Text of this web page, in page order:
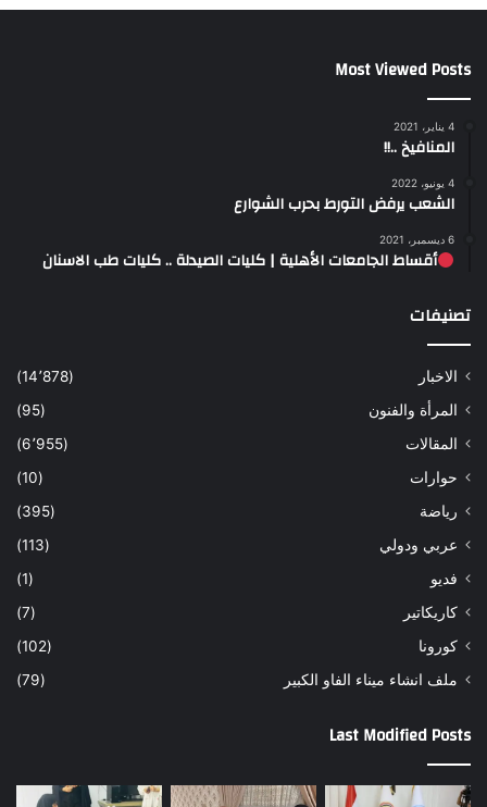
Most Viewed Posts
4 يناير، 2021
المنافيخ ..!!
4 يونيو، 2022
الشعب يرفض التورط بحرب الشوارع
6 ديسمبر، 2021
أقساط الجامعات الأهلية | كليات الصيدلة .. كليات طب الاسنان
تصنيفات
الاخبار
(14٬878)
المرأة والفنون
(95)
المقالات
(6٬955)
حوارات
(10)
رياضة
(395)
عربي ودولي
(113)
فديو
(1)
كاريكاتير
(7)
كورونا
(102)
ملف انشاء ميناء الفاو الكبير
(79)
Last Modified Posts